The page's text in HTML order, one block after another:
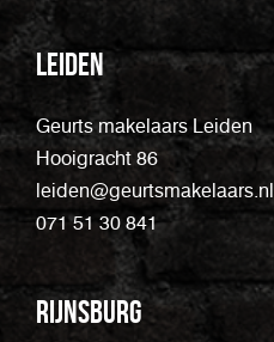
Leiden
Geurts makelaars Leiden
Hooigracht 86
leiden@geurtsmakelaars.nl
071 51 30 841
Rijnsburg